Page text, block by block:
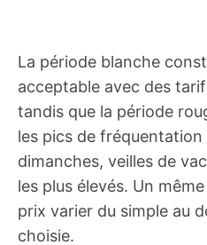
La période blanche
acceptable avec des
tandis que la période
les pics de
dimanches, veilles de
les plus élevés. Un
prix varier du simple au
choisie.